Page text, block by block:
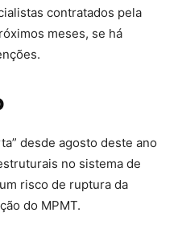
contratados pela
meses, se há
desde agosto deste ano
no sistema de
risco de ruptura da
do MPMT.